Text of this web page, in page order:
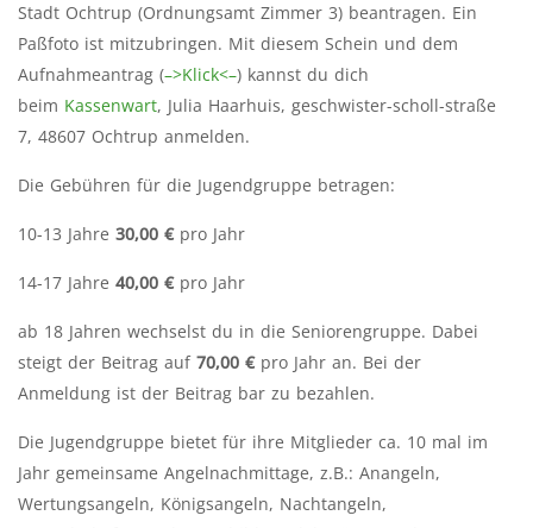
Stadt Ochtrup (Ordnungsamt Zimmer 3) beantragen. Ein
Paßfoto ist mitzubringen. Mit diesem Schein und dem
Aufnahmeantrag (–>Klick<–) kannst du dich
beim Kassenwart, Julia Haarhuis, geschwister-scholl-straße
7, 48607 Ochtrup anmelden.
Die Gebühren für die Jugendgruppe betragen:
10-13 Jahre 30,00 €pro Jahr
14-17 Jahre 40,00 €pro Jahr
ab 18 Jahren wechselst du in die Seniorengruppe. Dabei
steigt der Beitrag auf 70,00 €pro Jahr an. Bei der
Anmeldung ist der Beitrag bar zu bezahlen.
Die Jugendgruppe bietet für ihre Mitglieder ca. 10 mal im
Jahr gemeinsame Angelnachmittage, z.B.: Anangeln,
Wertungsangeln, Königsangeln, Nachtangeln,